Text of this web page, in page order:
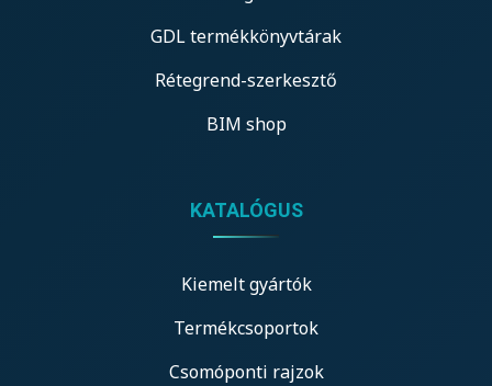
GDL termékkönyvtárak
Rétegrend-szerkesztő
BIM shop
KATALÓGUS
Kiemelt gyártók
Termékcsoportok
Csomóponti rajzok